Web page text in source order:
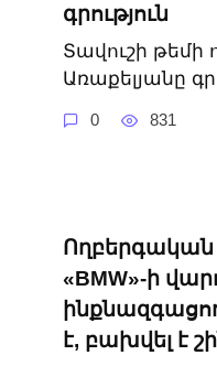
գրություն
Տավուշի
Առաքելյանը
0 831
Ողբերգական
«BMW»-ի
է, բախվել է